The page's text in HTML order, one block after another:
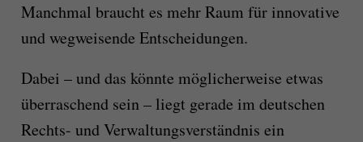
Manchmal braucht es mehr Raum für innovative
und wegweisende Entscheidungen.
Dabei – und das könnte möglicherweise etwas
überraschend sein – liegt gerade im deutschen
Rechts- und Verwaltungsverständnis ein